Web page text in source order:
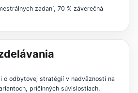
zadaní, 70 % záverečná
o odbytovej stratégií v nadväznosti na
príčinných súvislostiach,